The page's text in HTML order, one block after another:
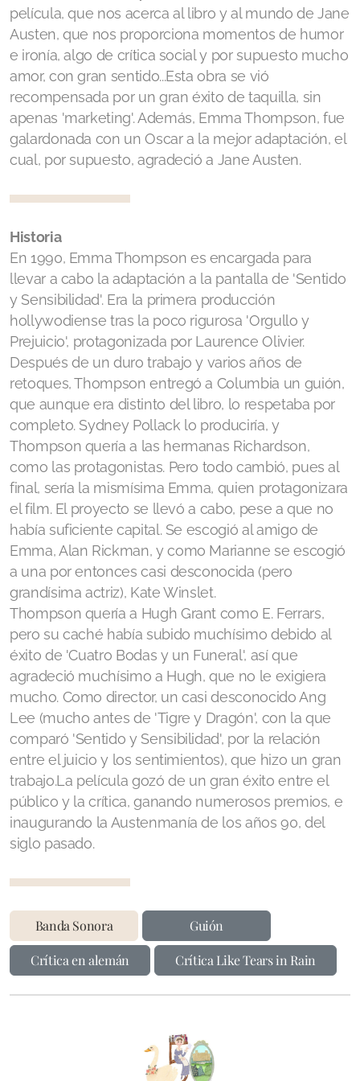
película, que nos acerca al libro y al mundo de Jane
Austen, que nos proporciona momentos de humor
e ironía, algo de crítica social y por supuesto mucho
amor, con gran sentido...Esta obra se vió
recompensada por un gran éxito de taquilla, sin
apenas 'marketing'. Además, Emma Thompson, fue
galardonada con un Oscar a la mejor adaptación, el
cual, por supuesto, agradeció a Jane Austen.
Historia
En 1990, Emma Thompson es encargada para
llevar a cabo la adaptación a la pantalla de 'Sentido
y Sensibilidad'. Era la primera producción
hollywodiense tras la poco rigurosa 'Orgullo y
Prejuicio', protagonizada por Laurence Olivier.
Después de un duro trabajo y varios años de
retoques, Thompson entregó a Columbia un guión,
que aunque era distinto del libro, lo respetaba por
completo. Sydney Pollack lo produciría, y
Thompson quería a las hermanas Richardson,
como las protagonistas. Pero todo cambió, pues al
final, sería la mismísima Emma, quien protagonizara
el film. El proyecto se llevó a cabo, pese a que no
había suficiente capital. Se escogió al amigo de
Emma, Alan Rickman, y como Marianne se escogió
a una por entonces casi desconocida (pero
grandísima actriz), Kate Winslet.
Thompson quería a Hugh Grant como E. Ferrars,
pero su caché había subido muchísimo debido al
éxito de 'Cuatro Bodas y un Funeral', así que
agradeció muchísimo a Hugh, que no le exigiera
mucho. Como director, un casi desconocido Ang
Lee (mucho antes de 'Tigre y Dragón', con la que
comparó 'Sentido y Sensibilidad', por la relación
entre el juicio y los sentimientos), que hizo un gran
trabajo.La película gozó de un gran éxito entre el
público y la crítica, ganando numerosos premios, e
inaugurando la Austenmanía de los años 90, del
siglo pasado.
Banda Sonora Guión
Crítica en alemán Crítica Like Tears in Rain
Orgullo y Prejuicio - Antiguas
Orgullo y Prejuicio - 1940
Orgullo y Prejuicio - 1980
Orgullo y Prejuicio - 1995
Mansfield Park - adaptaciones
Mansfield Park - 1983
Mansfield Park - 1999
Mansfield Park - 2007
Emma - adaptaciones
Emma - Antiguas
Emma - 1972
Emma - 1996 (Cine)
Emma - 1996 (TV)
Emma - 2009
Emma - 2020
La Abadía de Northanger - adaptaciones
La Abadía de Northanger - 1968
La Abadía de Northanger - 1987
La Abadía de Northanger - 2007
Persuasión - adaptaciones
Persuasión - Antiguas
Persuasión - 1972
Persuasión - 1995
Persuasión - 2007